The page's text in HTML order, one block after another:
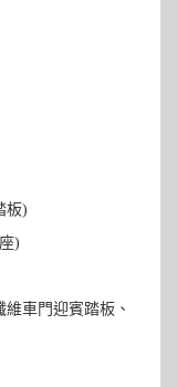
板)
)
車門迎賓踏板、